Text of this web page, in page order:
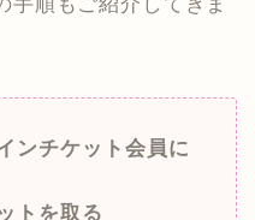
ンチケット会員に
トを取る